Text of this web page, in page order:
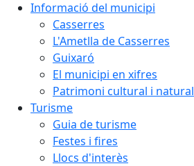
Informació del municipi
Casserres
L'Ametlla de Casserres
Guixaró
El municipi en xifres
Patrimoni cultural i natural
Turisme
Guia de turisme
Festes i fires
Llocs d'interès